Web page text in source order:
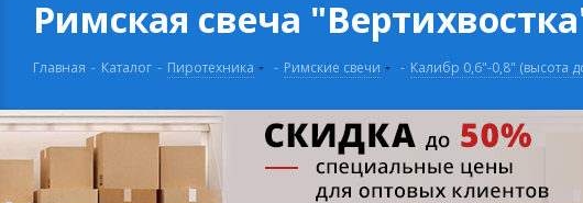
Римская свеча
Главная - Каталог - Пиротехника - Римские свечи - Калибр 0,6"-0,8" (высота